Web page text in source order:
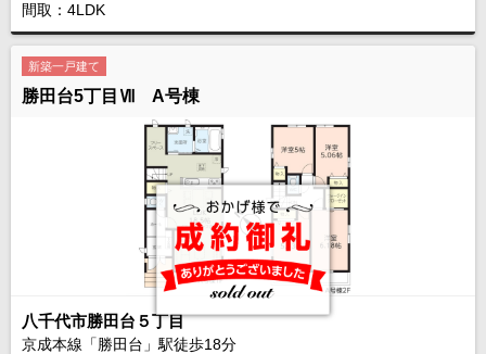
間取：4LDK
新築一戸建て
勝田台5丁目Ⅶ A号棟
八千代市勝田台５丁目
京成本線「勝田台」駅徒歩18分